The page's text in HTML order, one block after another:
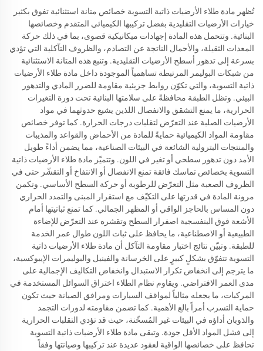
تُظهر مادة طلاء الأرضيات ذاتية التسوية خصائص متانة استثنائية تفوق بكثير
خيارات الأرضيات التقليدية بفضل تركيبها الكيميائي المتقدم وخصائصها
البنائية. وتتحمل هذه المادة إجهادات ميكانيكية قصوى، بما في ذلك حركة
المعدات الثقيلة، والأحمال الناتجة عن التصادم، والظروف التآكلية التي تؤدي
بسرعة إلى تدهور أسطح الأرضيات التقليدية. وتنبع هذه المتانة الاستثنائية
من شبكات البوليمر المرتبطة تساهمياً الموجودة داخل مادة طلاء الأرضيات
ذاتية التسوية، والتي تكوّن روابط جزيئية مقاومة للضرر المادي والتدهور
البيئي. وتظل الطبقة محافظةً على سلامتها البنائية تحت دورة التغيرات
الحرارية، ما يمنع التشقق والانفصال اللذين يشيع حدوثهما في مواد
الأرضيات الصلبة عند التعرّض لتقلبات درجات الحرارة. كما توفر خصائص
مقاومة المواد الكيميائية حمايةً للمادة من الأحماض والقواعد والمذيبات
والمنتجات البترولية الشائعة في البيئات الصناعية، مما يضمن أداءً طويل
الأمد دون تدهور سطحي أو تغير في اللون. وتتميّز مادة طلاء الأرضيات ذاتية
التسوية بخصائص تماسك فائقة تمنع الانفصال أو الانتفاخ أو التقشّر حتى في
الظروف الصعبة مثل التعرّض للرطوبة أو حركة السطح الأساسي. وتكمن
مرونة المادة في قدرتها على التكيّف مع استقرار المبنى والتمدد الحراري
دون المساس بالحاجز الواقي أو المظهر الجمالي. كما تمنع ثباتيتها أمام
الأشعة فوق البنفسجية اصفرار السطح وتقشره عند التعرّض للإضاءة
الطبيعية أو الاصطناعية، ما يحافظ على ثبات اللون طوال عمر الخدمة
للطبقة. وتبيّن نتائج اختبار مقاومة التآكل أن مادة طلاء الأرضيات ذاتية
التسوية تتفوّق بشكلٍ كبيرٍ على الخرسانة والفينيل والبوليمرات الإيبوكسية،
ما يترجم إلى انخفاض تكرار الاستبدال وانخفاض التكاليف الإجمالية على
مدى العمر الافتراضي. ويقاوم نظام الطلاء اختراق السوائل المستخدمة في
المركبات، ما يجعله مثالياً لمواقف السيارات ومرافق الصيانة حيث تكون
حماية التسرب أمراً بالغ الأهمية. كما تضمن مقاومته لدورات التجمد
والذوبان أداؤه في البيئات غير المُسخّنة، حيث قد تؤدي التقلبات الحرارية
إلى فشل المواد الأقل جودة. وتبقى مادة طلاء الأرضيات ذاتية التسوية
تحافظ على خصائصها الواقية لعقود عديدة عند تركيبها وصيانتها وفقاً